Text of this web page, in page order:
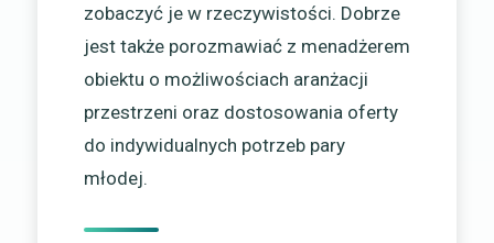
zobaczyć je w rzeczywistości. Dobrze
jest także porozmawiać z menadżerem
obiektu o możliwościach aranżacji
przestrzeni oraz dostosowania oferty
do indywidualnych potrzeb pary
młodej.